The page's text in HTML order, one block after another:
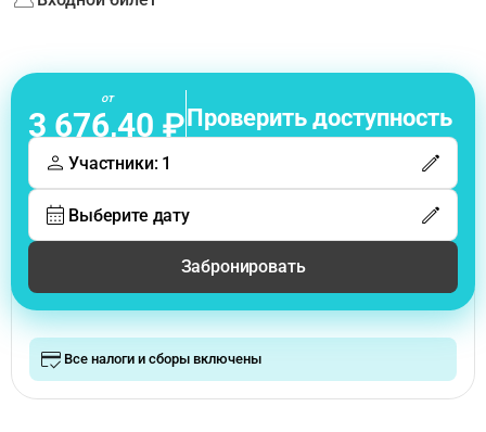
от
3 676,40 ₽Проверить доступность
Участники: 1
Выберите дату
Забронировать
Все налоги и сборы включены